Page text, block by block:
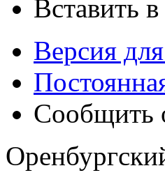
Вставить в
Версия
Сообщить